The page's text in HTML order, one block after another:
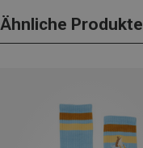
Ähnliche Produkte